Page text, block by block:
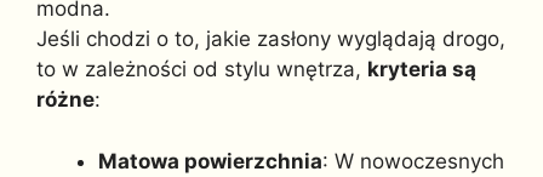
modna.
Jeśli chodzi o to, jakie zasłony wyglądają drogo,
to w zależności od stylu wnętrza, kryteria są
różne:
Matowa powierzchnia: W nowoczesnych